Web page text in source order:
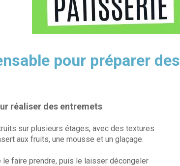
pour préparer des
réaliser des entremets.
sur plusieurs étages, avec des textures
aux fruits, une mousse et un glaçage.
le faire prendre, puis le laisser décongeler